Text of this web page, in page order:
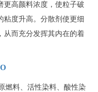
更高颜料浓度，使粒子破
粘度升高。分散剂使更细
从而充分发挥其内在的着
燃料、活性染料、酸性染